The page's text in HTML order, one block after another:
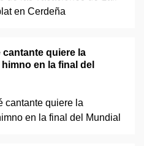
cantante quiere la
en la final del